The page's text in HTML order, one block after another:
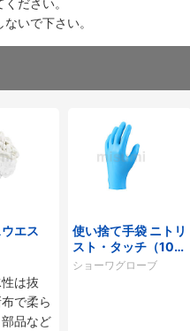
いで下さい。
エス
は抜
で柔ら
品など
使い捨て手袋 ニトリ
スト・タッチ（100
枚入）No.882
ショーワグローブ